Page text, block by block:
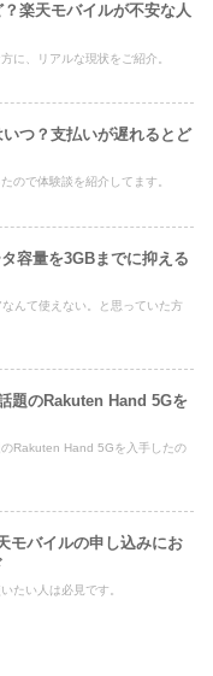
楽天モバイルが不安な人
に、リアルな現状をご紹介。
つ？支払いが遅れるとど
ので体験談を紹介してます。
容量を3GBまでに抑える
んて使えない。と思っていた方
題のRakuten Hand 5Gを
Rakuten Hand 5Gを入手したの
モバイルの申し込みにお
たい人は必見です。